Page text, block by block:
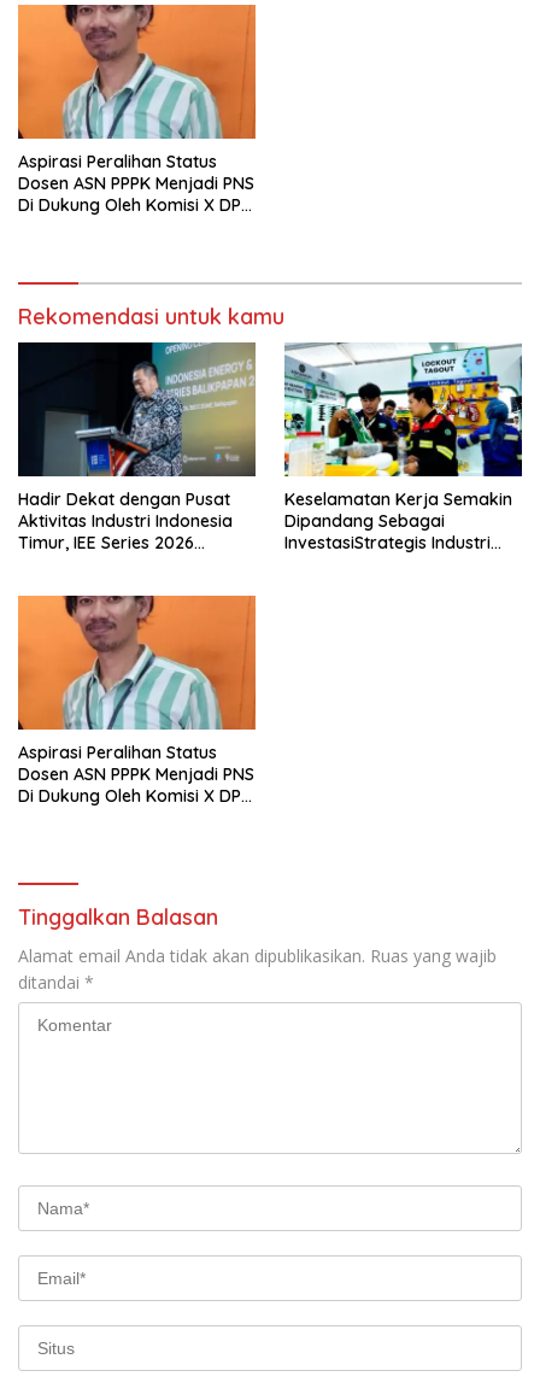
Aspirasi Peralihan Status
Dosen ASN PPPK Menjadi PNS
Di Dukung Oleh Komisi X DPR
Rekomendasi untuk kamu
Hadir Dekat dengan Pusat
Aktivitas Industri Indonesia
Timur, IEE Series 2026
Keselamatan Kerja Semakin
Dipandang Sebagai
InvestasiStrategis Industri
Aspirasi Peralihan Status
Dosen ASN PPPK Menjadi PNS
Di Dukung Oleh Komisi X DPR
Tinggalkan Balasan
Alamat email Anda tidak akan dipublikasikan. Ruas yang wajib
ditandai *